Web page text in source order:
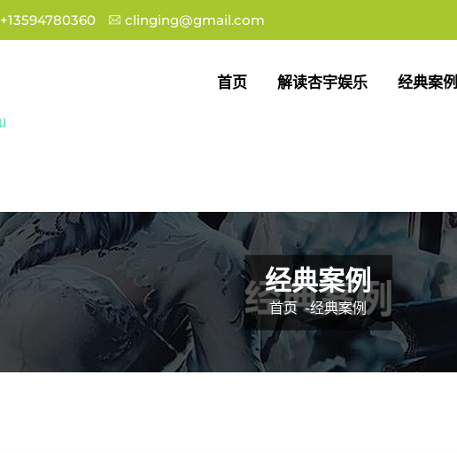
+13594780360 clinging@gmail.com
首页 解读杏宇娱乐 经典案例
经典案例
首页 -经典案例